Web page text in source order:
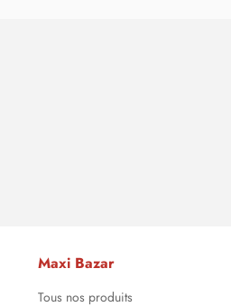
Maxi Bazar
Tous nos produits